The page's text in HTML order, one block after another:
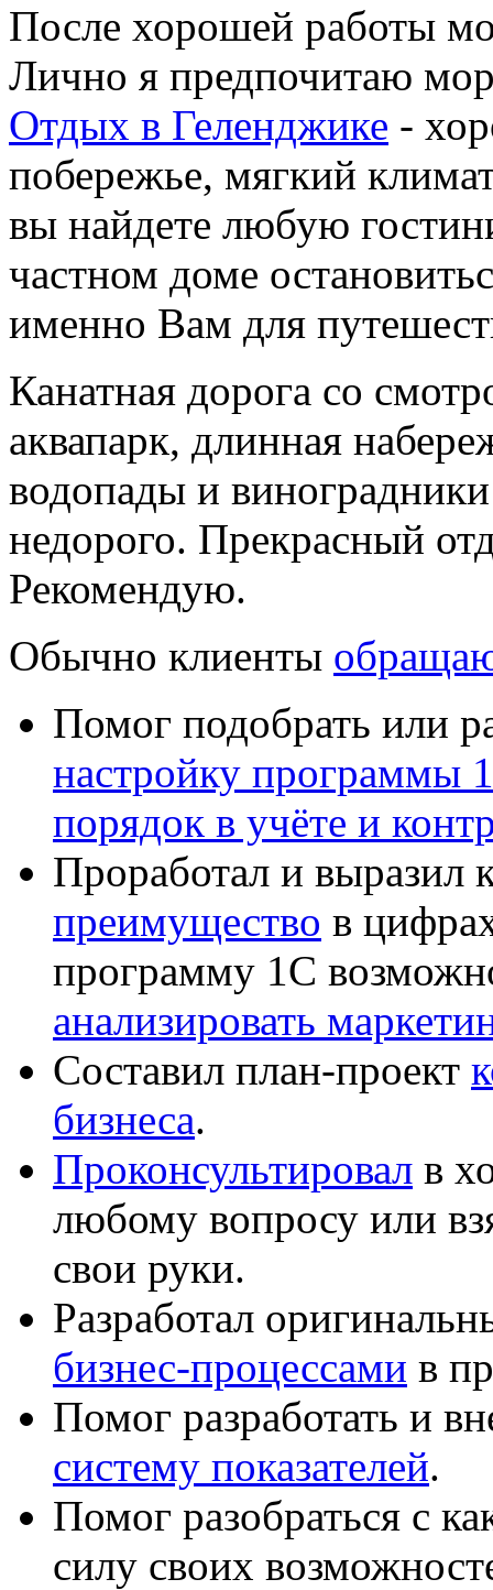
После хорошей работы
Лично я предпочитаю
Отдых в Геленджике -
побережье, мягкий
вы найдете любую
частном доме
именно Вам для
Канатная дорога со
аквапарк, длинная
водопады и
недорого. Прекрасный
Рекомендую.
Обычно клиенты
Помог подобрать или
настройку программы
порядок в учёте и
Проработал и выразил
преимущество в
программу 1С
анализировать
Составил план-проект
бизнеса.
Проконсультировал в
любому вопросу или
свои руки.
Разработал
бизнес-процессами в
Помог разработать и
систему показателей.
Помог разобраться с
силу своих